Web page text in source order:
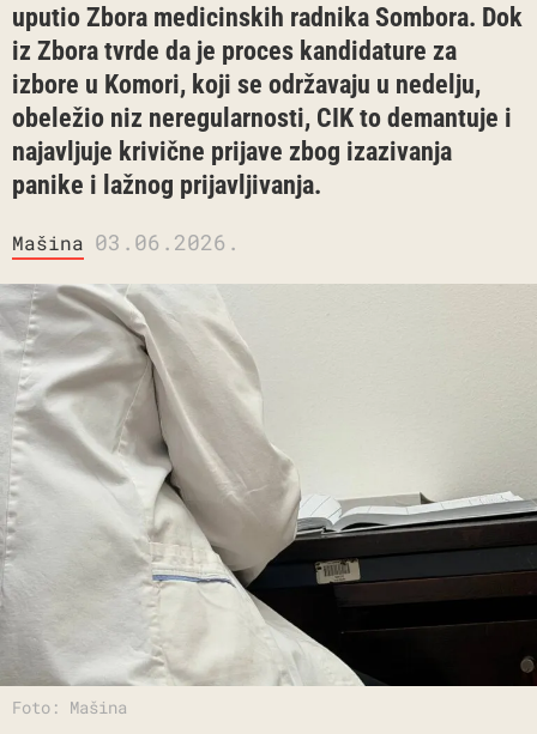
uputio Zbora medicinskih radnika Sombora. Dok
iz Zbora tvrde da je proces kandidature za
izbore u Komori, koji se održavaju u nedelju,
obeležio niz neregularnosti, CIK to demantuje i
najavljuje krivične prijave zbog izazivanja
panike i lažnog prijavljivanja.
Mašina 03.06.2026.
Foto: Mašina